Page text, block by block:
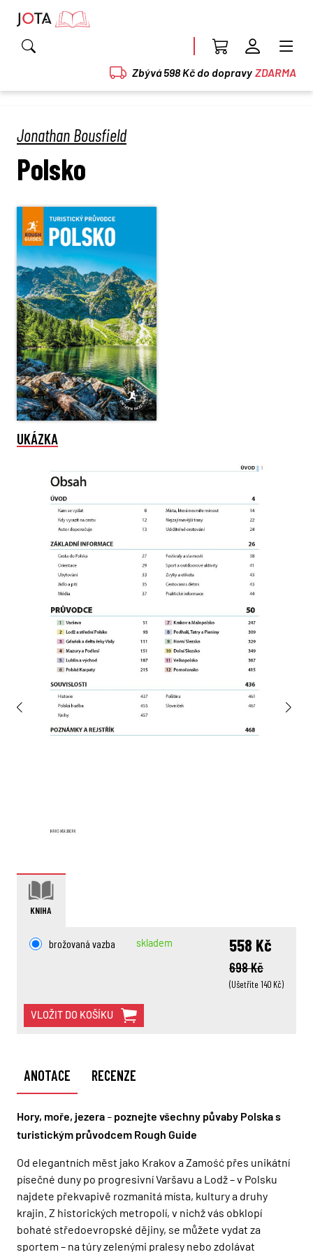
Zbývá 598 Kč do dopravy ZDARMA
Jonathan Bousfield
Polsko
UKÁZKA
KNIHA
brožovaná vazba skladem
698 Kč
(Ušetříte 140 Kč)
558 Kč
VLOŽIT DO KOŠÍKU
ANOTACE RECENZE
Hory, moře, jezera – poznejte všechny půvaby Polska s
turistickým průvodcem Rough Guide
Od elegantních měst jako Krakov a Zamość přes unikátní
písečné duny po progresivní Varšavu a Lodž – v Polsku
najdete překvapivě rozmanitá místa, kultury a druhy
krajin. Z historických metropolí, v nichž vás obklopí
bohaté středoevropské dějiny, se můžete vydat za
sportem – na túry zelenými pralesy nebo zdolávat